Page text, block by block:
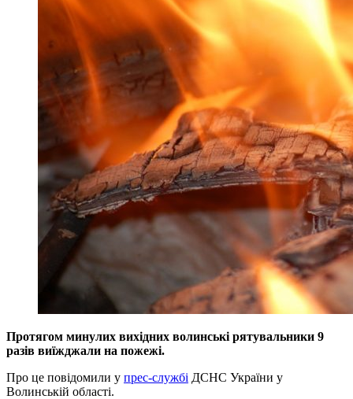
Протягом минулих вихідних волинські рятувальники 9
разів виїжджали на пожежі.
Про це повідомили у прес-службі ДСНС України у
Волинській області.